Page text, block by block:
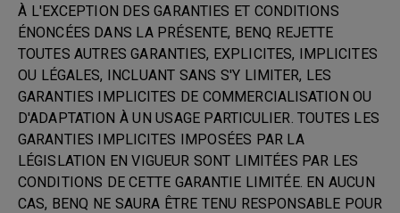
À L'EXCEPTION DES GARANTIES ET CONDITIONS
ÉNONCÉES DANS LA PRÉSENTE, BENQ REJETTE
TOUTES AUTRES GARANTIES, EXPLICITES, IMPLICITES
OU LÉGALES, INCLUANT SANS S'Y LIMITER, LES
GARANTIES IMPLICITES DE COMMERCIALISATION OU
D'ADAPTATION À UN USAGE PARTICULIER. TOUTES LES
GARANTIES IMPLICITES IMPOSÉES PAR LA
LÉGISLATION EN VIGUEUR SONT LIMITÉES PAR LES
CONDITIONS DE CETTE GARANTIE LIMITÉE. EN AUCUN
CAS, BENQ NE SAURA ÊTRE TENU RESPONSABLE POUR